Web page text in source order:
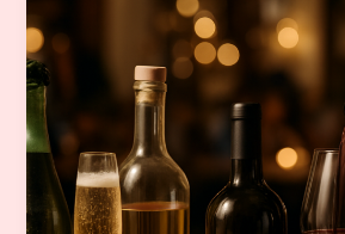
den
passenden